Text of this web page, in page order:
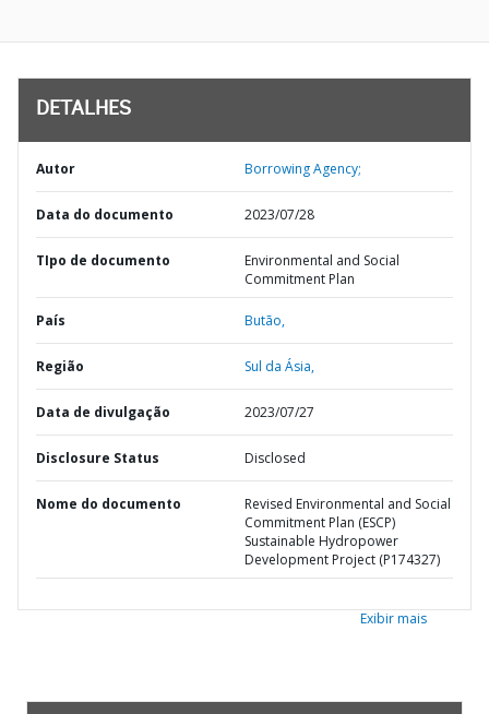
DETALHES
Autor Borrowing Agency;
Data do documento 2023/07/28
TIpo de documento
Environmental and Social
Commitment Plan
País Butão,
Região Sul da Ásia,
Data de divulgação 2023/07/27
Disclosure Status Disclosed
Nome do documento
Revised Environmental and Social
Commitment Plan (ESCP)
Sustainable Hydropower
Development Project (P174327)
Exibir mais